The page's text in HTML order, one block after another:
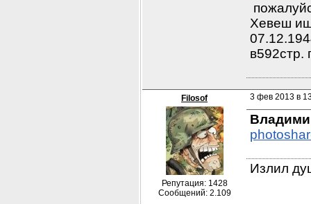
Хевеш
в592стр.
Filosof
Репутация: 1428
Сообщений: 2.109
3 фев 2013 в
Излил